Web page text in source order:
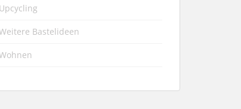
Upcycling
Bastelideen